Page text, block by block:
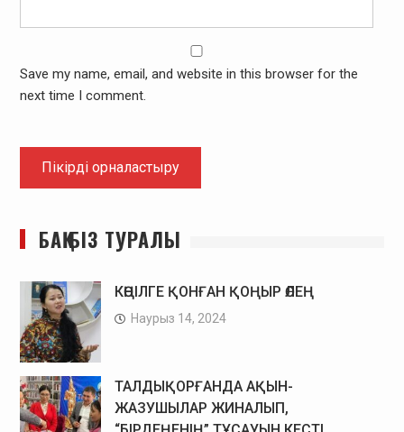
Save my name, email, and website in this browser for the
next time I comment.
БАҚ БІЗ ТУРАЛЫ
КӨҢІЛГЕ ҚОНҒАН ҚОҢЫР ӨЛЕҢ
Наурыз 14, 2024
ТАЛДЫҚОРҒАНДА АҚЫН-
ЖАЗУШЫЛАР ЖИНАЛЫП,